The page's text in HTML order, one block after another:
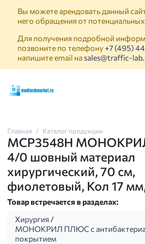
Вы можете арендовать данный
него обращения от
Для получения подробной
позвоните по телефону +7 (495)
напишите email на sales@traffic-
Главная Каталог продукции
MCP3548H
4/0 шовный материал
хирургический, 70 см,
фиолетовый, Кол 17
Товар встречается в разделах:
Хирургия /
МОНОКРИЛ ПЛЮС с
покрытием